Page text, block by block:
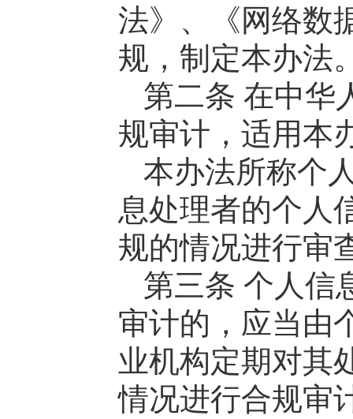
法》、《网络数
规，制定本办法
第二条 在中华
规审计，适用本
本办法所称个
息处理者的个人
规的情况进行审
第三条 个人信
审计的，应当由
业机构定期对其
情况进行合规审